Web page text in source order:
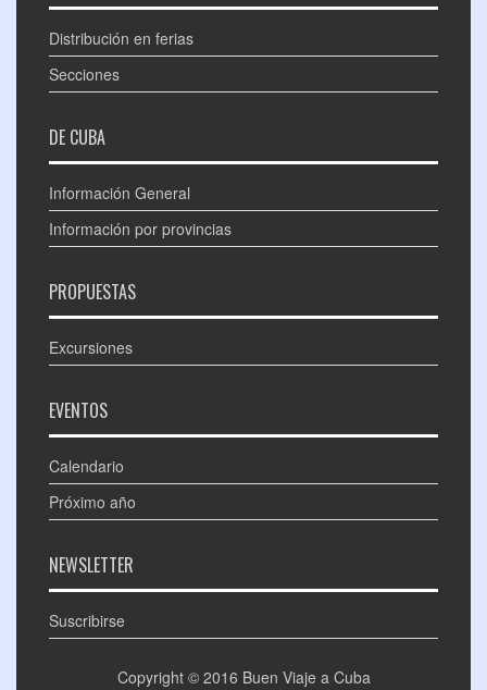
Distribución en ferias
Secciones
DE CUBA
Información General
Información por provincias
PROPUESTAS
Excursiones
EVENTOS
Calendario
Próximo año
NEWSLETTER
Suscribirse
Copyright © 2016 Buen Viaje a Cuba